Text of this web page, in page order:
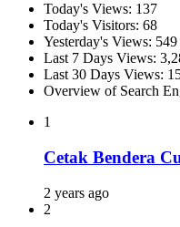
Today's Views: 137
Today's Visitors: 68
Yesterday's Views: 549
Last 7 Days Views:
Last 30 Days Views:
Overview of Search
1
Cetak Bendera
2 years ago
2